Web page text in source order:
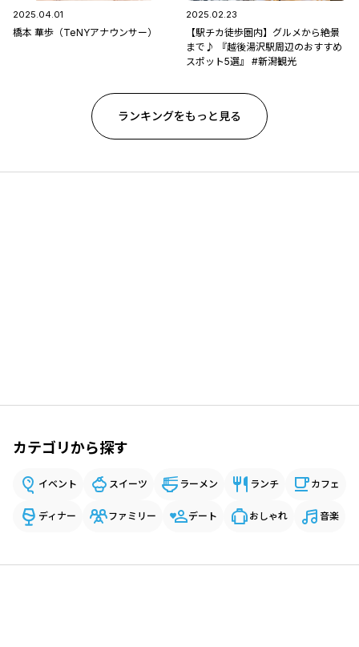
2025.04.01
橋本 華歩（TeNYアナウンサー）
2025.02.23
【駅チカ徒歩圏内】グルメから絶景
まで♪ 『越後湯沢駅周辺のおすすめ
スポット5選』 #新潟観光
ランキングをもっと見る
カテゴリから探す
イベント スイーツ ラーメン ランチ カフェ
ディナー ファミリー デート おしゃれ 音楽